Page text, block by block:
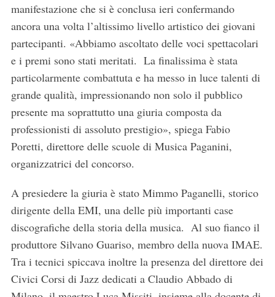
manifestazione che si è conclusa ieri confermando
ancora una volta l’altissimo livello artistico dei giovani
partecipanti. «Abbiamo ascoltato delle voci spettacolari
e i premi sono stati meritati. La finalissima è stata
particolarmente combattuta e ha messo in luce talenti di
grande qualità, impressionando non solo il pubblico
presente ma soprattutto una giuria composta da
professionisti di assoluto prestigio», spiega Fabio
Poretti, direttore delle scuole di Musica Paganini,
organizzatrici del concorso.
A presiedere la giuria è stato Mimmo Paganelli, storico
dirigente della EMI, una delle più importanti case
discografiche della storia della musica. Al suo fianco il
produttore Silvano Guariso, membro della nuova IMAE.
Tra i tecnici spiccava inoltre la presenza del direttore dei
Civici Corsi di Jazz dedicati a Claudio Abbado di